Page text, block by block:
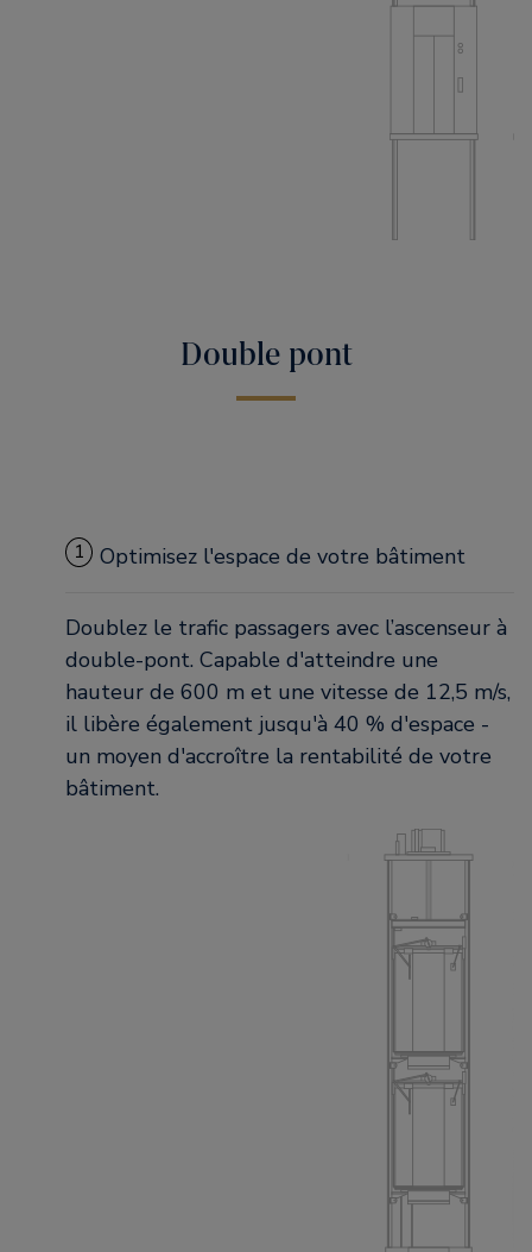
Double pont
1 Optimisez l'espace de votre bâtiment
Doublez le trafic passagers avec l’ascenseur à
double-pont. Capable d'atteindre une
hauteur de 600 m et une vitesse de 12,5 m/s,
il libère également jusqu'à 40 % d'espace -
un moyen d'accroître la rentabilité de votre
bâtiment.